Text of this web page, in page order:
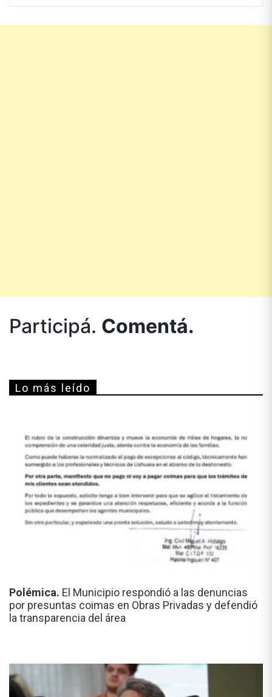
Participá. Comentá.
Lo más leído
Polémica. El Municipio respondió a las denuncias
por presuntas coimas en Obras Privadas y defendió
la transparencia del área